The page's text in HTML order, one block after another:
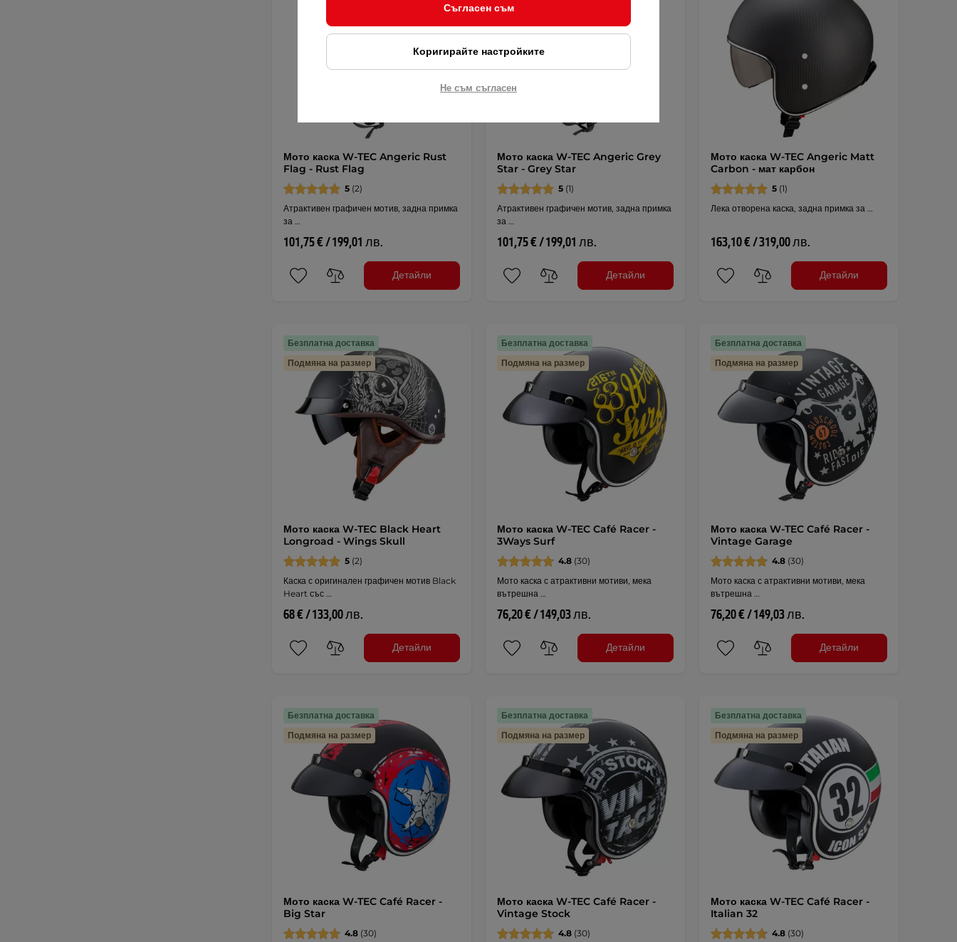
Мото каска W-TEC Angeric Rust
Flag - Rust Flag
5 (2)
Атрактивен графичен мотив, задна примка
за …
101,75 € / 199,01 лв.
Детайли
Мото каска W-TEC Angeric Grey
Star - Grey Star
5(1)
Атрактивен графичен мотив, задна примка
за …
101,75 € / 199,01 лв.
Детайли
Мото каска W-TEC Angeric Matt
Carbon - мат карбон
5(1)
Лека отворена каска, задна примка за …
163,10 € / 319,00 лв.
Детайли
Безплатна доставка
Подмяна на размер
Мото каска W-TEC Black Heart
Longroad - Wings Skull
5 (2)
Каска с оригинален графичен мотив Black
Heart със …
68 € / 133,00 лв.
Детайли
Безплатна доставка
Подмяна на размер
Мото каска W-TEC Café Racer -
3Ways Surf
4.8(30)
Мото каска с атрактивни мотиви, мека
вътрешна …
76,20 € / 149,03 лв.
Детайли
Безплатна доставка
Подмяна на размер
Мото каска W-TEC Café Racer -
Vintage Garage
4.8(30)
Мото каска с атрактивни мотиви, мека
вътрешна …
76,20 € / 149,03 лв.
Детайли
Безплатна доставка
Подмяна на размер
Мото каска W-TEC Café Racer -
Big Star
4.8 (30)
Безплатна доставка
Подмяна на размер
Мото каска W-TEC Café Racer -
Vintage Stock
4.8(30)
Безплатна доставка
Подмяна на размер
Мото каска W-TEC Café Racer -
Italian 32
4.8(30)
Съгласен съм
Коригирайте настройките
Не съм съгласен